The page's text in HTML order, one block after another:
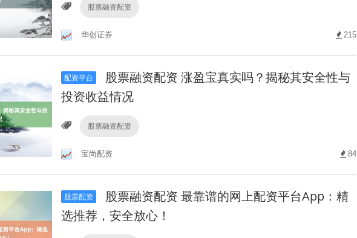
股票融资配资
华创证券 215
配资平台
股票融资配资 涨盈宝真实吗？揭秘其安全性与
投资收益情况
股票融资配资
宝尚配资 84
股票配资
股票融资配资 最靠谱的网上配资平台App：精
选推荐，安全放心！